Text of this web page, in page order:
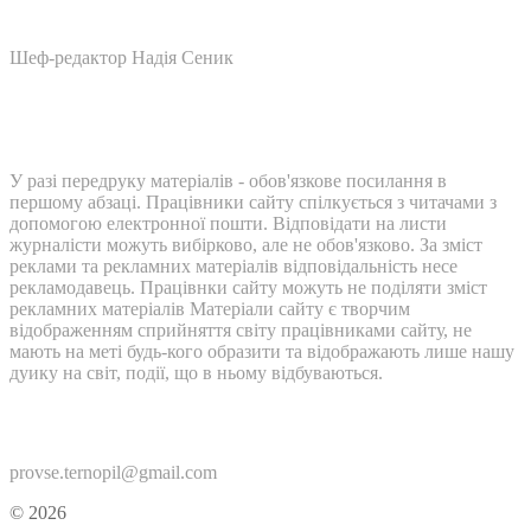
Шеф-редактор Надія Сеник
У разі передруку матеріалів - обов'язкове посилання в
першому абзаці. Працівники сайту спілкується з читачами з
допомогою електронної пошти. Відповідати на листи
журналісти можуть вибірково, але не обов'язково. За зміст
реклами та рекламних матеріалів відповідальність несе
рекламодавець. Працівнки сайту можуть не поділяти зміст
рекламних матеріалів Матеріали сайту є творчим
відображенням сприйняття світу працівниками сайту, не
мають на меті будь-кого образити та відображають лише нашу
дуику на світ, події, що в ньому відбуваються.
provse.ternopil@gmail.com
© 2026